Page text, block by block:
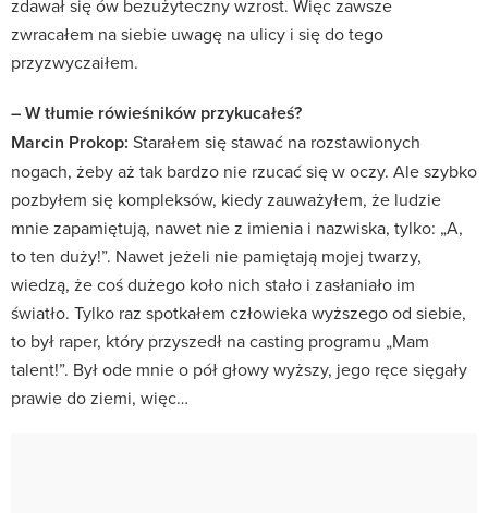
zdawał się ów bezużyteczny wzrost. Więc zawsze
zwracałem na siebie uwagę na ulicy i się do tego
przyzwyczaiłem.
– W tłumie rówieśników przykucałeś?
Marcin Prokop: Starałem się stawać na rozstawionych
nogach, żeby aż tak bardzo nie rzucać się w oczy. Ale szybko
pozbyłem się kompleksów, kiedy zauważyłem, że ludzie
mnie zapamiętują, nawet nie z imienia i nazwiska, tylko: „A,
to ten duży!”. Nawet jeżeli nie pamiętają mojej twarzy,
wiedzą, że coś dużego koło nich stało i zasłaniało im
światło. Tylko raz spotkałem człowieka wyższego od siebie,
to był raper, który przyszedł na casting programu „Mam
talent!”. Był ode mnie o pół głowy wyższy, jego ręce sięgały
prawie do ziemi, więc…